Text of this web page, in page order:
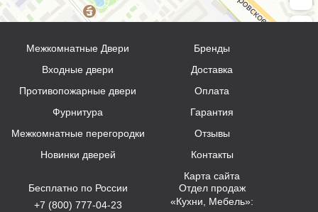
Межкомнатные Двери
Входные двери
Противопожарные двери
Фурнитура
Межкомнатные перегородки
Новинки дверей
Бренды
Доставка
Оплата
Гарантия
Отзывы
Контакты
Карта сайта
Бесплатно по России
+7 (800) 777-04-23
Отдел продаж
«Кухни, Мебель»: